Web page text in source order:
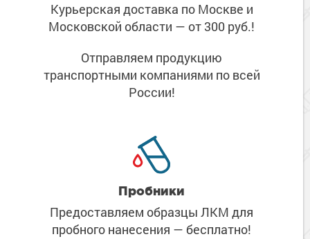
Курьерская доставка по Москве и
Московской области — от 300 руб.!
Отправляем продукцию
транспортными компаниями по всей
России!
Пробники
Предоставляем образцы ЛКМ для
пробного нанесения — бесплатно!